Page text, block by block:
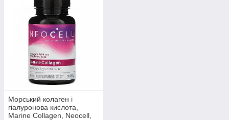
Морський колаген і
гіалуронова кислота,
Marine Collagen, Neocell,